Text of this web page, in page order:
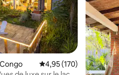
Évaluation moyenne
4,95 (170)